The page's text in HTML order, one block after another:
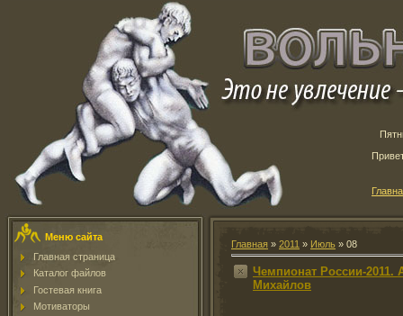
Меню сайта
Главная страница
Каталог файлов
Гостевая книга
Мотиваторы
Главная » 2011 » Июль » 08
Чемпионат России-2011.
Михайлов